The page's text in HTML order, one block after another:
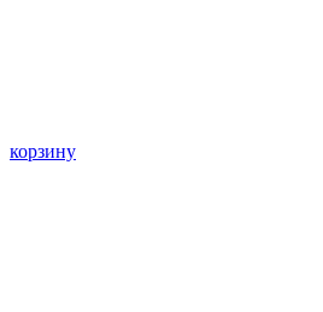
корзину